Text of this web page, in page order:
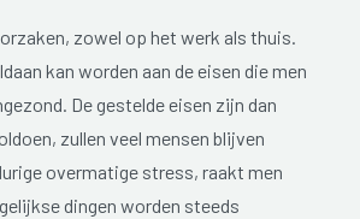
zowel op het werk als thuis.
kan worden aan de eisen die men
De gestelde eisen zijn dan
zullen veel mensen blijven
overmatige stress, raakt men
dingen worden steeds